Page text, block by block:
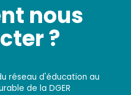
nous
?
réseau d'éducation au
de la DGER